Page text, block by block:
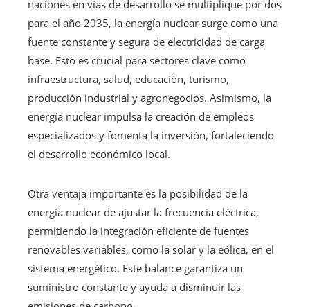
naciones en vías de desarrollo se multiplique por dos
para el año 2035, la energía nuclear surge como una
fuente constante y segura de electricidad de carga
base. Esto es crucial para sectores clave como
infraestructura, salud, educación, turismo,
producción industrial y agronegocios. Asimismo, la
energía nuclear impulsa la creación de empleos
especializados y fomenta la inversión, fortaleciendo
el desarrollo económico local.
Otra ventaja importante es la posibilidad de la
energía nuclear de ajustar la frecuencia eléctrica,
permitiendo la integración eficiente de fuentes
renovables variables, como la solar y la eólica, en el
sistema energético. Este balance garantiza un
suministro constante y ayuda a disminuir las